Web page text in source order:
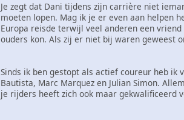
Je zegt dat Dani tijdens zijn carrière niet
moeten lopen. Mag ik je er even aan helpen
Europa reisde terwijl veel anderen een
ouders kon. Als zij er niet bij waren geweest
Sinds ik ben gestopt als actief coureur heb ik
Bautista, Marc Marquez en Julian Simon.
je rijders heeft zich ook maar gekwalificeerd